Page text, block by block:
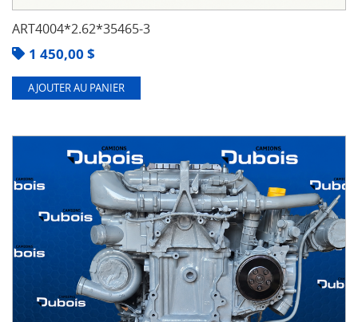
ART4004*2.62*35465-3
1 450,00 $
AJOUTER AU PANIER